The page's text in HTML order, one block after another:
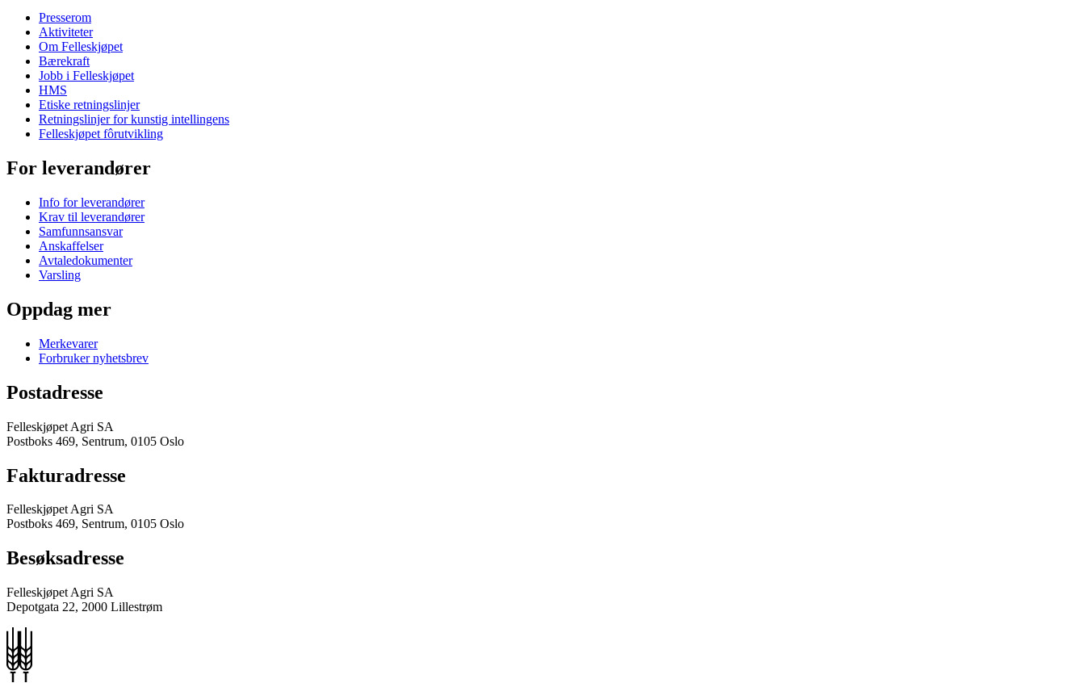
Presserom
Aktiviteter
Om Felleskjøpet
Bærekraft
Jobb i Felleskjøpet
HMS
Etiske retningslinjer
Retningslinjer for kunstig intellingens
Felleskjøpet fôrutvikling
For leverandører
Info for leverandører
Krav til leverandører
Samfunnsansvar
Anskaffelser
Avtaledokumenter
Varsling
Oppdag mer
Merkevarer
Forbruker nyhetsbrev
Postadresse
Felleskjøpet Agri SA
Postboks 469, Sentrum, 0105 Oslo
Fakturadresse
Felleskjøpet Agri SA
Postboks 469, Sentrum, 0105 Oslo
Besøksadresse
Felleskjøpet Agri SA
Depotgata 22, 2000 Lillestrøm